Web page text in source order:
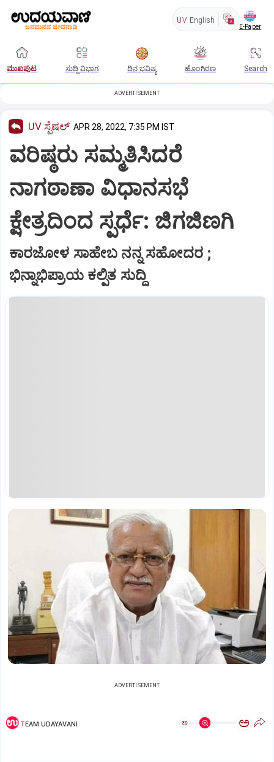
UV English
E-Paper
ಮುಖಪುಟ ಸುದ್ದಿ ವಿಭಾಗ ದಿನ ಭವಿಷ್ಯ ಹೊಂಗಿರಣ Search
ADVERTISEMENT
UV ಸ್ಪೆಷಲ್‌ APR 28, 2022, 7:35 PM IST
ವರಿಷ್ಠರು ಸಮ್ಮತಿಸಿದರೆ
ನಾಗಠಾಣಾ ವಿಧಾನಸಭೆ
ಕ್ಷೇತ್ರದಿಂದ ಸ್ಪರ್ಧೆ: ಜಿಗಜಿಣಗಿ
ಕಾರಜೋಳ ಸಾಹೇಬ ನನ್ನ ಸಹೋದರ ;
ಭಿನ್ನಾಭಿಪ್ರಾಯ ಕಲ್ಪಿತ ಸುದ್ದಿ
ADVERTISEMENT
TEAM UDAYAVANI ಅ ಅ